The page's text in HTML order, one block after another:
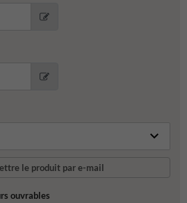
le produit par e-mail
ouvrables